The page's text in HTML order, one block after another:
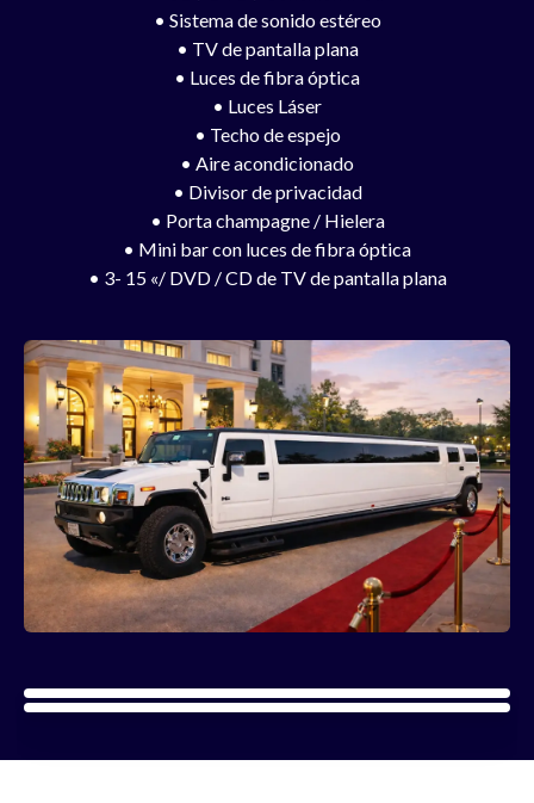
• Sistema de sonido estéreo
• TV de pantalla plana
• Luces de fibra óptica
• Luces Láser
• Techo de espejo
• Aire acondicionado
• Divisor de privacidad
• Porta champagne / Hielera
• Mini bar con luces de fibra óptica
• 3- 15 «/ DVD / CD de TV de pantalla plana